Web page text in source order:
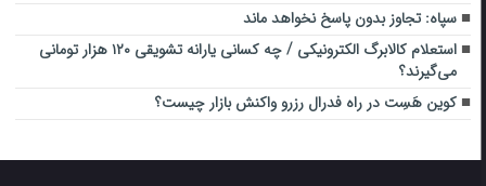
سپاه: تجاوز بدون پاسخ نخواهد ماند
استعلام کالابرگ الکترونیکی / چه کسانی یارانه تشویقی ۱۲۰ هزار تومانی
می‌گیرند؟
کوین هَسِت در راه فدرال رزرو واکنش بازار چیست؟